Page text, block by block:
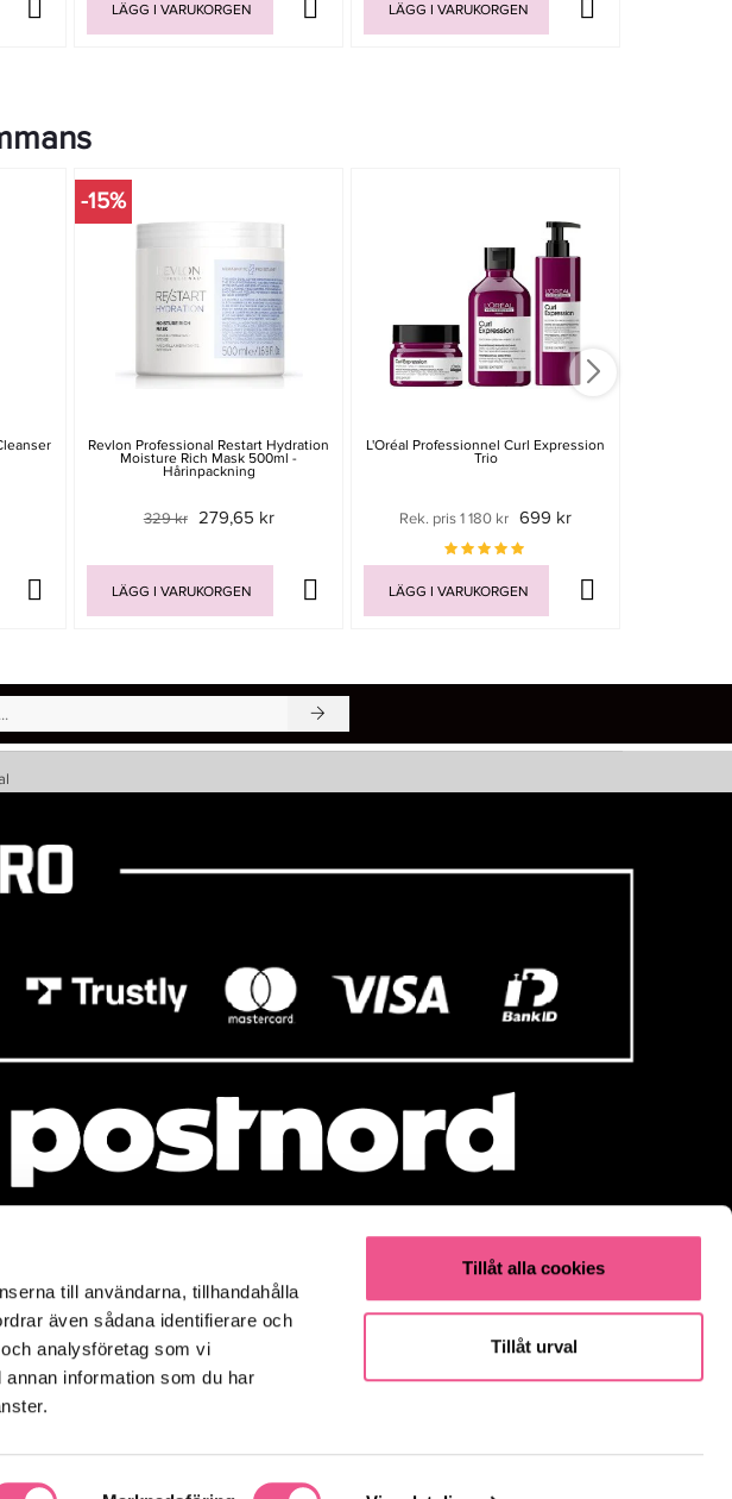
till användarna, tillhandahålla
även sådana identifierare och
analysföretag som vi
information som du har
Tillåt alla cookies
Tillåt urval
LÄGG I VARUKORGEN LÄGG I VARUKORGEN
-15%
Revlon Professional Restart Hydration
Moisture Rich Mask 500ml -
Hårinpackning
329 kr 279,65 kr
LÄGG I VARUKORGEN
L'Oréal Professionnel Curl Expression
Trio
Rek. pris 1 180 kr 699 kr
LÄGG I VARUKORGEN
Family
Populärt
Parfym
Fynda